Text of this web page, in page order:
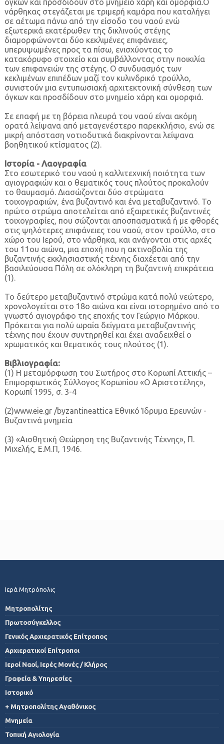
όγκων και προσδίδουν στο μνημείο χάρη και ομορφιά.Ο
νάρθηκας στεγάζεται με τριμερή καμάρα που καταλήγει
σε αέτωμα πάνω από την είσοδο του ναού ενώ
εξωτερικά εκατέρωθεν της δικλινούς στέγης
διαμορφώνονται δύο κεκλιμένες επιφάνειες,
υπερυψωμένες προς τα πίσω, ενισχύοντας το
κατακόρυφο στοιχείο και συμβάλλοντας στην ποικιλία
των επιφανειών της στέγης. Ο συνδυασμός των
κεκλιμένων επιπέδων μαζί τον κυλινδρικό τρούλλο,
συνιστούν μια εντυπωσιακή αρχιτεκτονική σύνθεση των
όγκων και προσδίδουν στο μνημείο χάρη και ομορφιά.
Σε επαφή με τη βόρεια πλευρά του ναού είναι ακόμη
ορατά λείψανα από μεταγενέστερο παρεκκλήσιο, ενώ σε
μικρή απόσταση νοτιοδυτικά διακρίνονται λείψανα
βοηθητικού κτίσματος (2).
Ιστορία - Λαογραφία
Στο εσωτερικό του ναού η καλλιτεχνική ποιότητα των
αγιογραφιών και ο θεματικός τους πλούτος προκαλούν
το θαυμασμό. Διασώζονται δύο στρώματα
τοιχογραφιών, ένα βυζαντινό και ένα μεταβυζαντινό. Το
πρώτο στρώμα αποτελείται από εξαιρετικές βυζαντινές
τοιχογραφίες, που σώζονται αποσπασματικά ή με φθορές
στις ψηλότερες επιφάνειες του ναού, στον τρούλλο, στο
χώρο του Ιερού, στο νάρθηκα, και ανάγονται στις αρχές
του 11ου αιώνα, μια εποχή που η ακτινοβολία της
βυζαντινής εκκλησιαστικής τέχνης διαχέεται από την
βασιλεύουσα Πόλη σε ολόκληρη τη βυζαντινή επικράτεια
(1).
Το δεύτερο μεταβυζαντινό στρώμα κατά πολύ νεώτερο,
χρονολογείται στο 18ο αιώνα και είναι ιστορημένο από το
γνωστό αγιογράφο της εποχής τον Γεώργιο Μάρκου.
Πρόκειται για πολύ ωραία δείγματα μεταβυζαντινής
τέχνης που έχουν συντηρηθεί και έχει αναδειχθεί ο
χρωματικός και θεματικός τους πλούτος (1).
Βιβλιογραφία:
(1) Η μεταμόρφωση του Σωτήρος στο Κορωπί Αττικής –
Επιμορφωτικός Σύλλογος Κορωπίου «Ο Αριστοτέλης»,
Κορωπί 1995, σ. 3-4
(2)www.eie.gr /byzantineattica Εθνικό Ίδρυμα Ερευνών -
Βυζαντινά μνημεία
(3) «Αισθητική Θεώρηση της Βυζαντινής Τέχνης», Π.
Μιχελής, Ε.Μ.Π, 1946.
Ιερά Μητρόπολις
Μητροπολίτης
Πρωτοσύγκελλος
Γενικός Αρχιερατικός Επίτροπος
Αρχιερατικοί Επίτροποι
Ιεροί Ναοί, Ιερές Μονές / Κλήρος
Γραφεία & Υπηρεσίες
Ιστορικό
+ Μητροπολίτης Αγαθόνικος
Μνημεία
Τοπική Αγιολογία